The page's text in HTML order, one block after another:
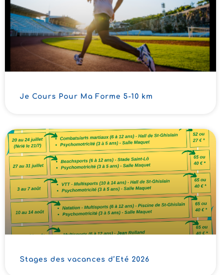
Je Cours Pour Ma Forme 5-10 km
Stages des vacances d’Eté 2026